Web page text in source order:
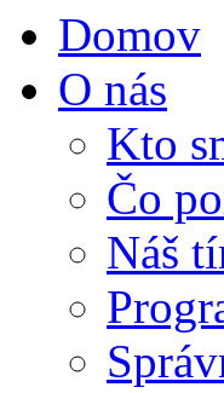
Domov
O nás
Kto
Čo
Náš